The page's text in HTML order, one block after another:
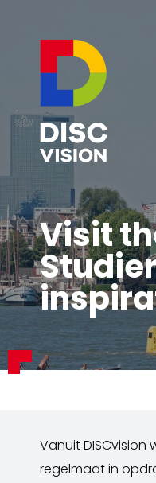
Visit
Vanuit DISCvision
regelmaat in